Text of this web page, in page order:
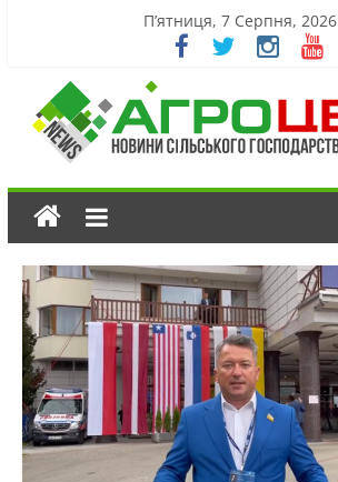
П’ятниця, 7 Серпня, 2026